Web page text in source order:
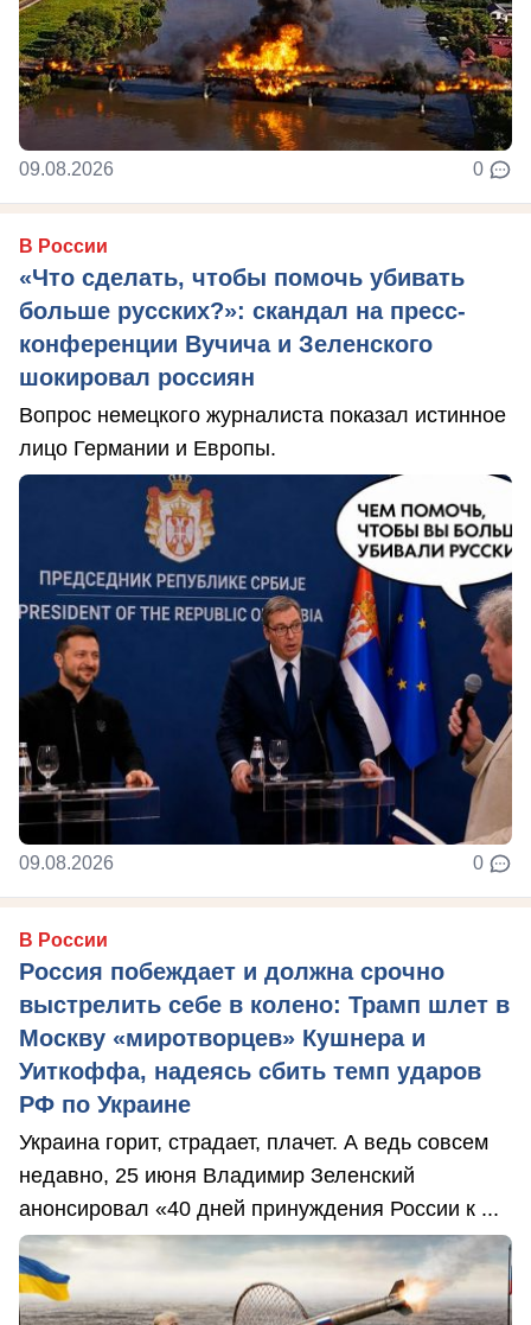
09.08.2026 0
В России
«Что сделать, чтобы помочь убивать
больше русских?»: скандал на пресс-
конференции Вучича и Зеленского
шокировал россиян
Вопрос немецкого журналиста показал истинное
лицо Германии и Европы.
09.08.2026 0
В России
Россия побеждает и должна срочно
выстрелить себе в колено: Трамп шлет в
Москву «миротворцев» Кушнера и
Уиткоффа, надеясь сбить темп ударов
РФ по Украине
Украина горит, страдает, плачет. А ведь совсем
недавно, 25 июня Владимир Зеленский
анонсировал «40 дней принуждения России к ...